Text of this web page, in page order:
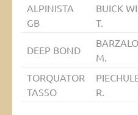
ALPINISTA
GB
BUICK
T.
DEEP BOND
M.
TORQUATOR
TASSO
R.